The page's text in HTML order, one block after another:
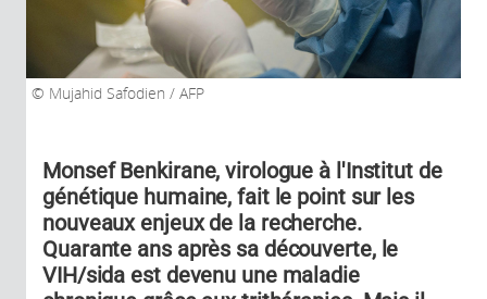
Mujahid Safodien / AFP
Monsef Benkirane, virologue à l'Institut de
génétique humaine, fait le point sur les
nouveaux enjeux de la recherche.
Quarante ans après sa découverte, le
VIH/sida est devenu une maladie